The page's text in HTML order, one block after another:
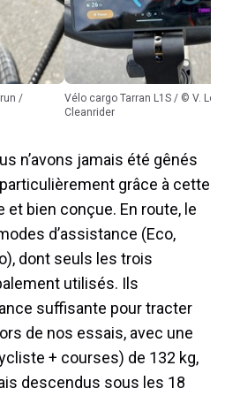
Vélo cargo Tarran L1S / © V. Lebrun /
Cleanrider
n’avons jamais été gênés
particulièrement grâce à cette
et bien conçue. En route, le
d’assistance (Eco,
dont seuls les trois
utilisés. Ils
suffisante pour tracter
de nos essais, avec une
+ courses) de 132 kg,
descendus sous les 18